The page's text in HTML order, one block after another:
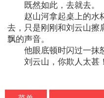
既然如此，去就去。
赵山河拿起桌上的水
去，只是刚刚和刘云山擦
飘的声音。
他眼底顿时闪过一抹怒
刘云山，你欺人太甚！